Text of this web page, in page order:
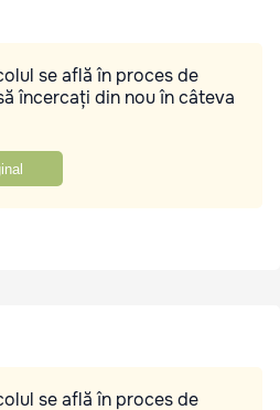
se află în proces de
încercați din nou în câteva
se află în proces de